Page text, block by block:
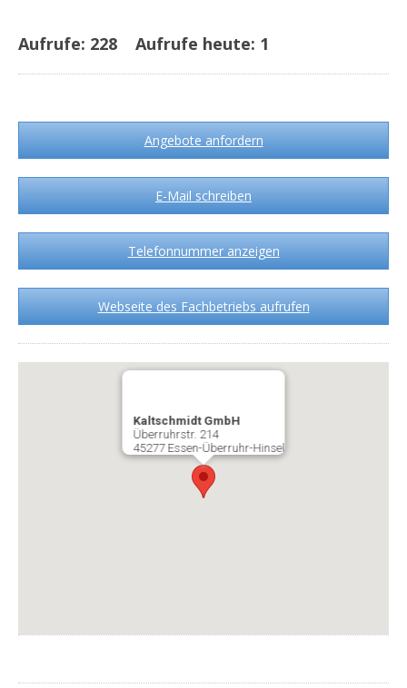
Aufrufe: 228 Aufrufe heute: 1
Angebote anfordern
E-Mail schreiben
Telefonnummer anzeigen
Webseite des Fachbetriebs aufrufen
Kaltschmidt GmbH
Überruhrstr. 214
45277 Essen-Überruhr-Hinsel